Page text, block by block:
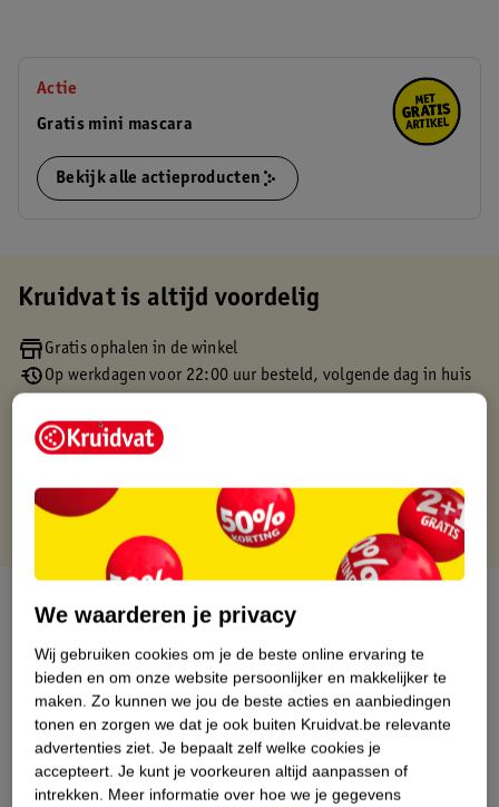
Actie
Gratis mini mascara
Bekijk alle actieproducten
Kruidvat is altijd voordelig
Gratis ophalen in de winkel
Op werkdagen voor 22:00 uur besteld, volgende dag in huis
Gratis retourneren binnen 30 dagen
Gratis punten met je Kruidvat kaart
Over dit product
Productinformatie
Etiketinformatie
Nature Impact Score
We waarderen je privacy
Wij gebruiken cookies om je de beste online ervaring te
bieden en om onze website persoonlijker en makkelijker te
maken. Zo kunnen we jou de beste acties en aanbiedingen
tonen en zorgen we dat je ook buiten Kruidvat.be relevante
advertenties ziet. Je bepaalt zelf welke cookies je
accepteert. Je kunt je voorkeuren altijd aanpassen of
intrekken. Meer informatie over hoe we je gegevens